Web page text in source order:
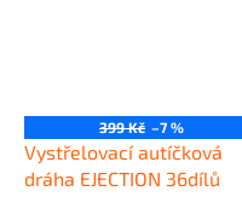
399 Kč –7 %
Vystřelovací autíčková
dráha EJECTION 36dílů